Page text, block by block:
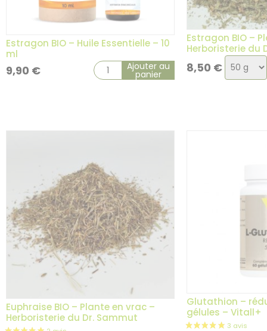
13 avis
Estragon BIO – Huile Essentielle – 10
ml
9,90 € Ajouter au
panier
Estragon BIO –
Herboristerie du
8,50 € Choix
de
Euphraise BIO – Plante en vrac –
Herboristerie du Dr. Sammut
Glutathion –
gélules – Vitall+